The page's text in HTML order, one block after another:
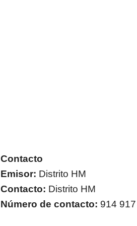
Contacto
Emisor: Distrito HM
Contacto: Distrito HM
Número de contacto: 914